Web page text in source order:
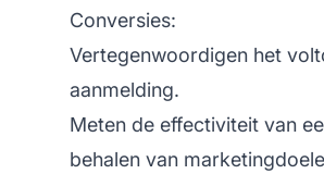
Conversies:
Vertegenwoordigen het
aanmelding.
Meten de effectiviteit van
behalen van